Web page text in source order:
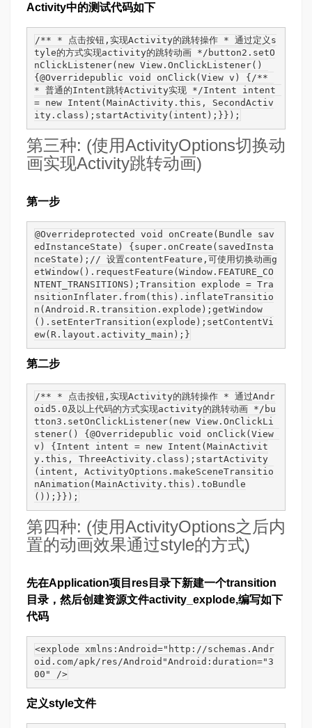
Activity中的测试代码如下
/** * 点击按钮,实现Activity的跳转操作 * 通过定义s
tyle的方式实现activity的跳转动画 */button2.setO
nClickListener(new View.OnClickListener()
{@Overridepublic void onClick(View v) {/**
* 普通的Intent跳转Activity实现 */Intent intent
= new Intent(MainActivity.this, SecondActiv
ity.class);startActivity(intent);}});
第三种: (使用ActivityOptions切换动
画实现Activity跳转动画)
第一步
@Overrideprotected void onCreate(Bundle sav
edInstanceState) {super.onCreate(savedInsta
nceState);// 设置contentFeature,可使用切换动画g
etWindow().requestFeature(Window.FEATURE_CO
NTENT_TRANSITIONS);Transition explode = Tra
nsitionInflater.from(this).inflateTransitio
n(Android.R.transition.explode);getWindow
().setEnterTransition(explode);setContentVi
ew(R.layout.activity_main);}
第二步
/** * 点击按钮,实现Activity的跳转操作 * 通过Andr
oid5.0及以上代码的方式实现activity的跳转动画 */bu
tton3.setOnClickListener(new View.OnClickLi
stener() {@Overridepublic void onClick(View
v) {Intent intent = new Intent(MainActivit
y.this, ThreeActivity.class);startActivity
(intent, ActivityOptions.makeSceneTransitio
nAnimation(MainActivity.this).toBundle
());}});
第四种: (使用ActivityOptions之后内
置的动画效果通过style的方式)
先在Application项目res目录下新建一个transition
目录，然后创建资源文件activity_explode,编写如下
代码
<explode xmlns:Android="http://schemas.Andr
oid.com/apk/res/Android"Android:duration="3
00" />
定义style文件